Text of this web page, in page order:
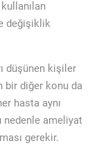
değişiklik
düşünen kişiler
bir diğer konu da
hasta aynı
nedenle ameliyat
gerekir.